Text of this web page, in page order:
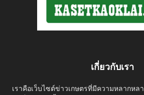
เกี่ยวกับเรา
เราคือเว็บไซต์ข่าวเกษตรที่มีความหลากห